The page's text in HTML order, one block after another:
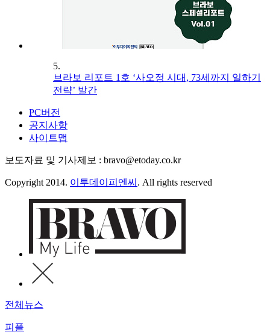
5.
브라보 리포트 1호 ‘사오정 시대, 73세까지 일하기
전략’ 발간
PC버전
공지사항
사이트맵
보도자료 및 기사제보 : bravo@etoday.co.kr
Copyright 2014. 이투데이피엔씨 . All rights reserved
전체뉴스
피플